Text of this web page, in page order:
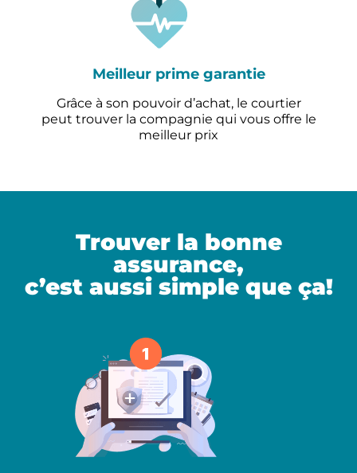
Meilleur prime garantie
Grâce à son pouvoir d’achat, le courtier
peut trouver la compagnie qui vous offre le
meilleur prix
Trouver la bonne
assurance,
c’est aussi simple que ça!